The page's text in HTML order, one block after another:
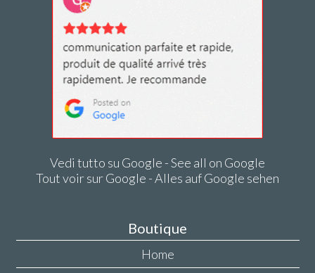
Vedi tutto su Google - See all on Google
Tout voir sur Google - Alles auf Google sehen
Boutique
Home